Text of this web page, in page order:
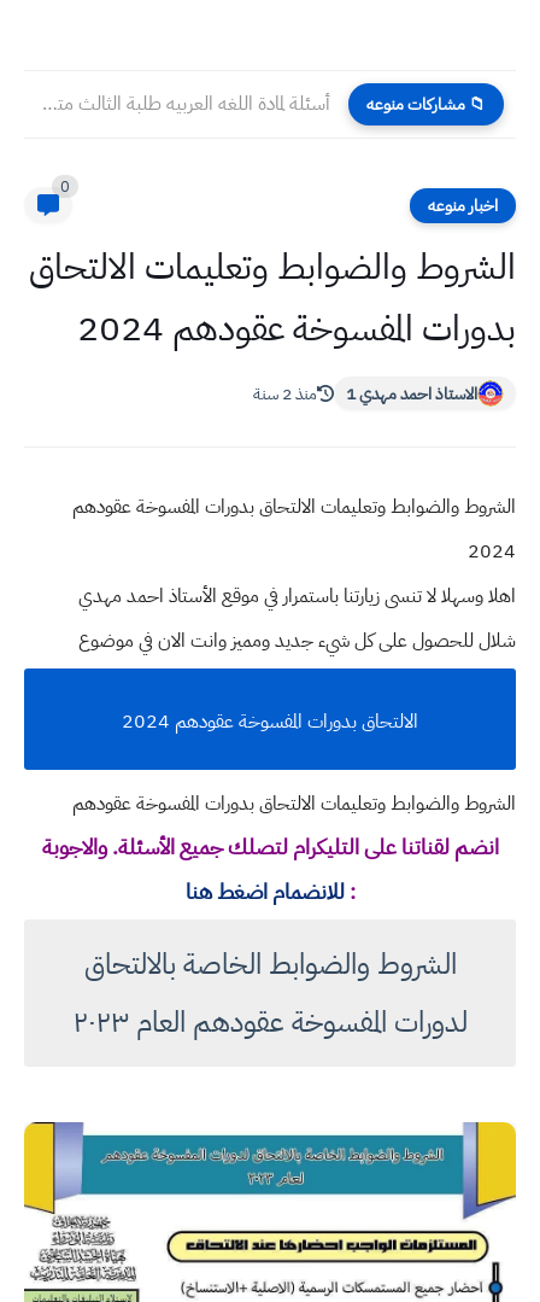
📁 مشاركات منوعه أسئلة لمادة اللغه العربيه طلبة الثالث متوسط لنصف السنة سنة...
اخبار منوعه
0
الشروط والضوابط وتعليمات الالتحاق
بدورات المفسوخة عقودهم 2024
الاستاذ احمد مهدي 1 منذ 2 سنة
الشروط والضوابط وتعليمات الالتحاق بدورات المفسوخة عقودهم
2024
اهلا وسهلالا تنسى زيارتنا باستمرار في موقع الأستاذ احمد مهدي
شلال للحصول على كل شيء جديد ومميز وانت الان في موضوع
الالتحاق بدورات المفسوخة عقودهم 2024
الشروط والضوابط وتعليمات الالتحاق بدورات المفسوخة عقودهم
انضم لقناتنا على التليكرام لتصلك جميع الأسئلة. والاجوبة
: للانضمام اضغط هنا
الشروط والضوابط الخاصة بالالتحاق
لدورات المفسوخة عقودهم العام ٢٠٢٣